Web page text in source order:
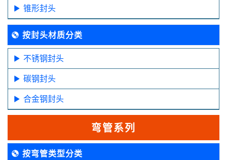
锥形封头
按封头材质分类
不锈钢封头
碳钢封头
合金钢封头
弯管系列
按弯管类型分类